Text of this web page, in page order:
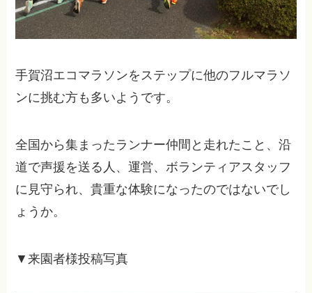
手賀沼エコマラソンをステップに他のフルマラソ
ンに挑む方も多いようです。
全国から集まったランナー仲間と走れたこと、沿
道で声援を送る人、運営、ボランティアスタッフ
に見守られ、貴重な体験になったのではないでし
ょうか。
▼来園者様投稿写真